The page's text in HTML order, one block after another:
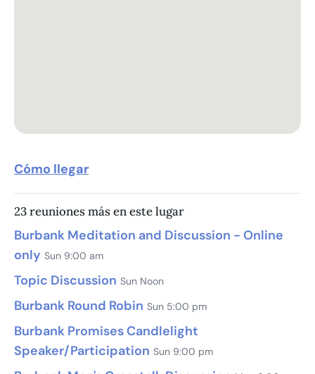
Cómo llegar
23 reuniones más en este lugar
Burbank Meditation and Discussion - Online
only Sun 9:00 am
Topic Discussion Sun Noon
Burbank Round Robin Sun 5:00 pm
Burbank Promises Candlelight
Speaker/Participation Sun 9:00 pm